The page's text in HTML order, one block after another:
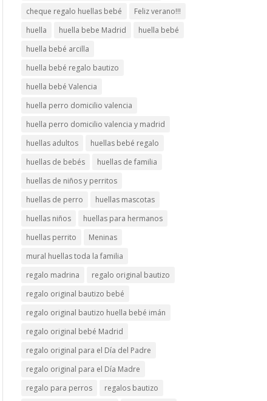
cheque regalo huellas bebé
Feliz verano!!!
huella
huella bebe Madrid
huella bebé
huella bebé arcilla
huella bebé regalo bautizo
huella bebé Valencia
huella perro domicilio valencia
huella perro domicilio valencia y madrid
huellas adultos
huellas bebé regalo
huellas de bebés
huellas de familia
huellas de niños y perritos
huellas de perro
huellas mascotas
huellas niños
huellas para hermanos
huellas perrito
Meninas
mural huellas toda la familia
regalo madrina
regalo original bautizo
regalo original bautizo bebé
regalo original bautizo huella bebé imán
regalo original bebé Madrid
regalo original para el Día del Padre
regalo original para el Día Madre
regalo para perros
regalos bautizo